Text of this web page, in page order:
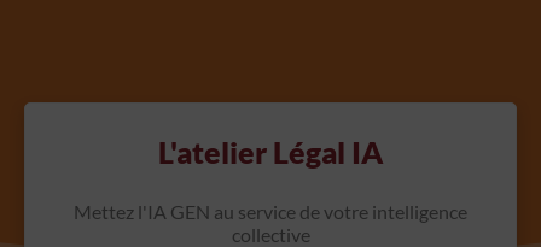
L'atelier Légal IA
Mettez l'IA GEN au service de votre intelligence
collective